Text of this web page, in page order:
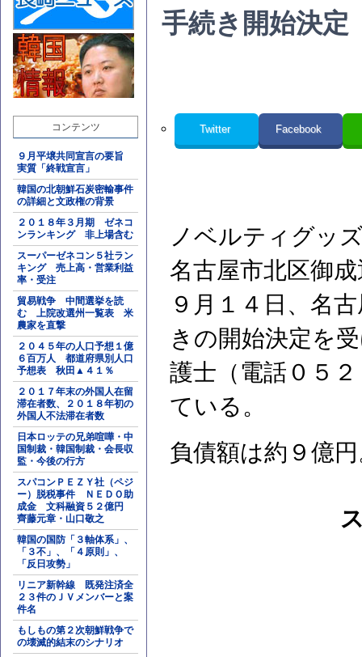
コンテンツ
９月平壌共同宣言の要旨
実質「終戦宣言」
韓国の北朝鮮石炭密輸事件
の詳細と文政権の背景
２０１８年３月期 ゼネコ
ンランキング 非上場含む
スーパーゼネコン５社ラン
キング 売上高・営業利益
率・受注
貿易戦争 中間選挙を読
む 上院改選州一覧表 米
農家を直撃
２０４５年の人口予想１億
６百万人 都道府県別人口
予想表 秋田▲４１％
２０１７年末の外国人在留
滞在者数、２０１８年初の
外国人不法滞在者数
日本ロッテの兄弟喧嘩・中
国制裁・韓国制裁・会長収
監・今後の行方
スパコンＰＥＺＹ社（ペジ
ー）脱税事件 ＮＥＤＯ助
成金 文科融資５２億円
齊藤元章・山口敬之
韓国の国防「３軸体系」、
「３不」、「４原則」、
「反日攻勢」
リニア新幹線 既発注済全
２３件のＪＶメンバーと案
件名
もしもの第２次朝鮮戦争で
の壊滅的結末のシナリオ
手続き開始決定
Twitter Facebook
ノベルティグッ
名古屋市北区御
９月１４日、名
きの開始決定を
護士（電話０５
ている。
負債額は約９億